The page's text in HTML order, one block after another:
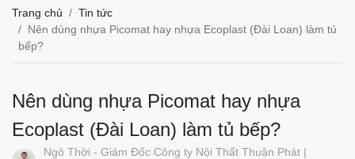
Trang chủ
Tin tức
Nên dùng nhựa Picomat hay nhựa Ecoplast (Đài Loan) làm tủ
bếp?
Nên dùng nhựa Picomat hay nhựa
Ecoplast (Đài Loan) làm tủ bếp?
Ngô Thời - Giám Đốc Công ty Nội Thất Thuận Phát |